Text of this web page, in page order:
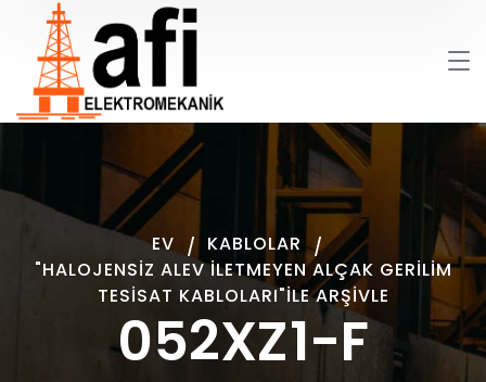
052XZ1-F
EV
KABLOLAR
"HALOJENSIZ ALEV İLETMEYEN ALÇAK GERILIM
TESISAT KABLOLARI"ILE ARŞIVLE